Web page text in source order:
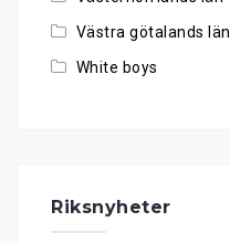
Västra götalands län
White boys
Riksnyheter